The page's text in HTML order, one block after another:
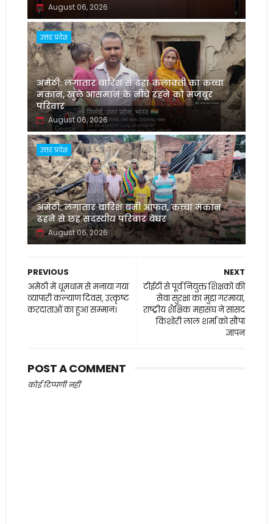
August 06, 2026
उत्तर प्रदेश
अमेठी: लगातार बारिश से ढहा कलावती का कच्चा
मकान, खुले आसमान के नीचे रहने को मजबूर
परिवार
August 06, 2026
उत्तर प्रदेश
अमेठी: लगातार बारिश बनी आफत, कच्चा मकान
ढहने से छह सदस्यीय परिवार बेघर
August 06, 2026
NEXT
टीईटी से पूर्व नियुक्त शिक्षकों की
सेवा सुरक्षा का मुद्दा गरमाया,
राष्ट्रीय शैक्षिक महासंघ ने सांसद
किशोरी लाल शर्मा को सौंपा
ज्ञापन
PREVIOUS
अमेठी में धूमधाम से मनाया गया
व्यापारी कल्याण दिवस, उत्कृष्ट
करदाताओं का हुआ सम्मान।
POST A COMMENT
कोई टिप्पणी नहीं